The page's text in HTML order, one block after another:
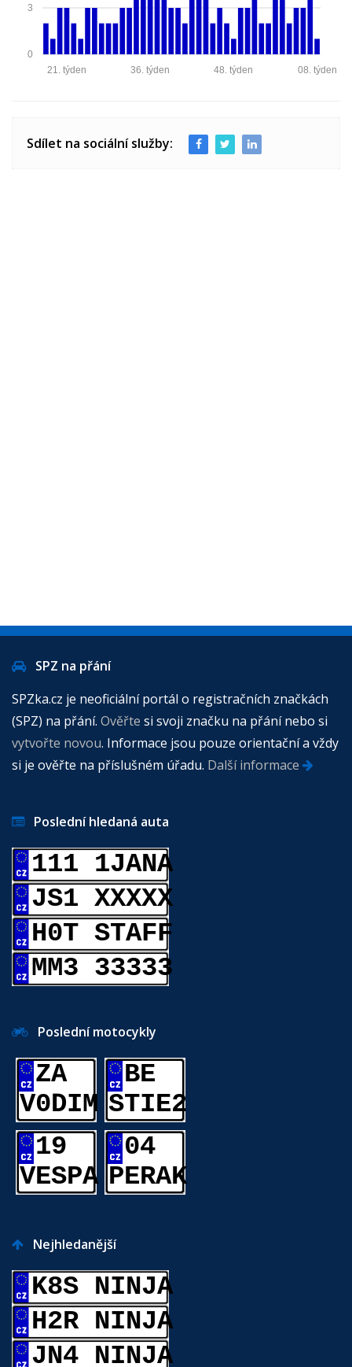
0
3
08. týden
48. týden
36. týden
21. týden
Sdílet na sociální služby:
SPZ na přání
SPZka.cz je neoficiální portál o registračních značkách
(SPZ) na přání. Ověřte si svoji značku na přání nebo si
vytvořte novou. Informace jsou pouze orientační a vždy
si je ověřte na příslušném úřadu. Další informace
Poslední hledaná auta
111 1JANA
JS1 XXXXX
H0T STAFF
MM3 33333
Poslední motocykly
ZA
V0DIM
BE
STIE2
19
VESPA
04
PERAK
Nejhledanější
K8S NINJA
H2R NINJA
JN4 NINJA